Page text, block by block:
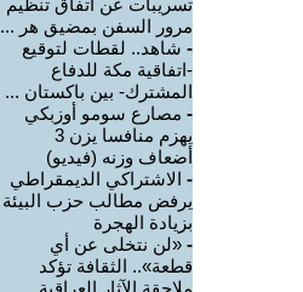
تسريبات عن اتفاق تنظيم
مرور السفن بمضيق هر ...
- شاهد.. لقطات لتوقيع
-اتفاقية مكة للدفاع
المشترك- بين باكستان ...
- مصارع سومو أوزبكي
يهزم منافسا يزن 3
أضعاف وزنه (فيديو)
- الاشتراكي الديمقراطي
يرفض مطالب حزب البيئة
بزيادة الهجرة
- «لن نتخلى عن أي
قطعة».. الثقافة تؤكد
ملاحقة الآثار العراقية ...